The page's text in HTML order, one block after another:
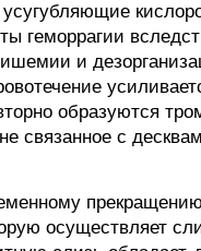
геморрагии
и
образуются
связанное с
прекращению
осуществляет